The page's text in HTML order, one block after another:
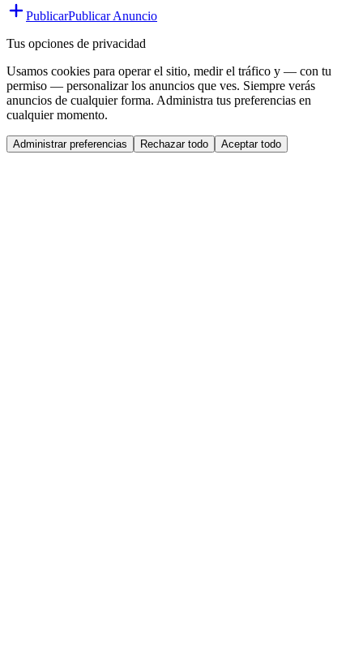
PublicarPublicar Anuncio
Tus opciones de privacidad
Usamos cookies para operar el sitio, medir el tráfico y — con tu
permiso — personalizar los anuncios que ves. Siempre verás
anuncios de cualquier forma. Administra tus preferencias en
cualquier momento.
Administrar preferencias Rechazar todo Aceptar todo